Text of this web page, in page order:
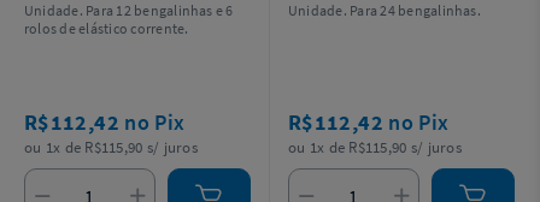
Unidade. Para 12 bengalinhas e 6
rolos de elástico corrente.
R$112,42 no Pix
ou 1x de R$115,90 s/ juros
Unidade. Para 24 bengalinhas.
R$112,42 no Pix
ou 1x de R$115,90 s/ juros